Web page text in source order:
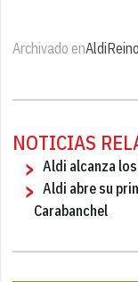
Archivado enAldi
NOTICIAS
Aldi alcanza
Aldi abre su
Carabanchel